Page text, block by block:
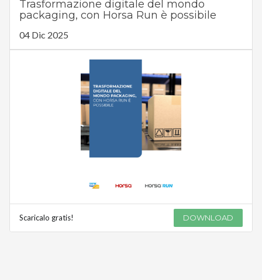
Trasformazione digitale del mondo
packaging, con Horsa Run è possibile
04 Dic 2025
Scaricalo gratis! DOWNLOAD